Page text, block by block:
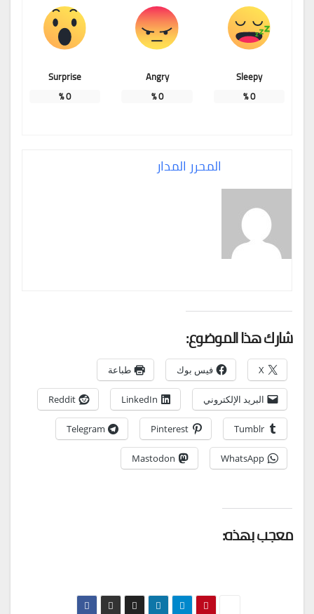
Sleepy
0
%
Angry
0
%
Surprise
0
%
المحرر المدار
شارك هذا الموضوع:
X فيس بوك طباعة
البريد الإلكتروني LinkedIn
Reddit
Tumblr
Pinterest
Telegram
WhatsApp
Mastodon
معجب بهذه: